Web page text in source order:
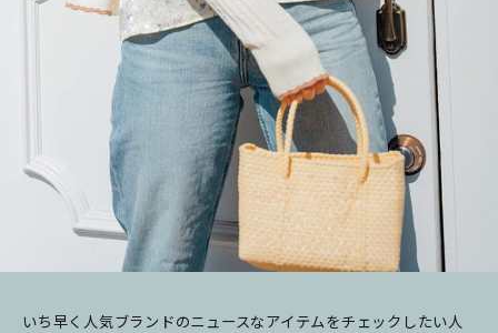
いち早く人気ブランドのニュースなアイテムをチェックしたい人